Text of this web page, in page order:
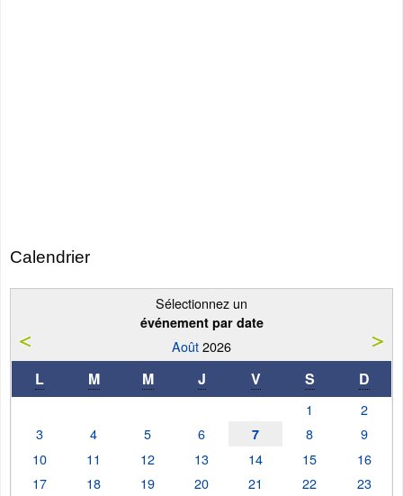
Calendrier
Sélectionnez un
événement par date
Août2026
L M M J V S D
1
2
3
4 5 6 7 8
9
10
11 12 13 14 15
16
17
18 19 20 21 22
23